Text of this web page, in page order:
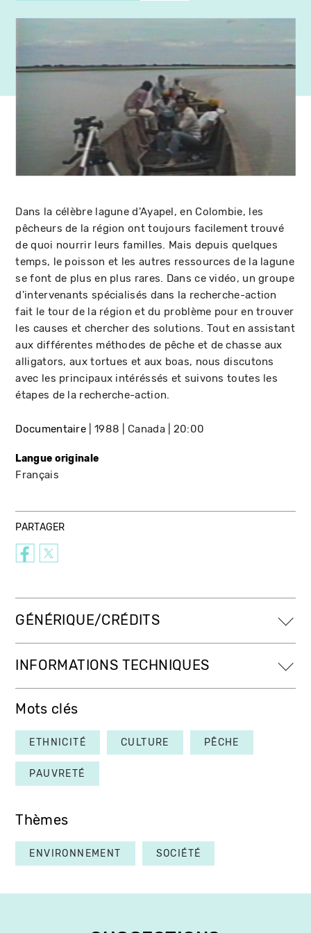
Dans la célèbre lagune d'Ayapel, en Colombie, les
pêcheurs de la région ont toujours facilement trouvé
de quoi nourrir leurs familles. Mais depuis quelques
temps, le poisson et les autres ressources de la lagune
se font de plus en plus rares. Dans ce vidéo, un groupe
d'intervenants spécialisés dans la recherche-action
fait le tour de la région et du problème pour en trouver
les causes et chercher des solutions. Tout en assistant
aux différentes méthodes de pêche et de chasse aux
alligators, aux tortues et aux boas, nous discutons
avec les principaux intéréssés et suivons toutes les
étapes de la recherche-action.
Documentaire 1988 Canada 20:00
Langue originale
Français
PARTAGER
GÉNÉRIQUE/CRÉDITS
INFORMATIONS TECHNIQUES
Mots clés
ETHNICITÉ CULTURE PÊCHE
PAUVRETÉ
Thèmes
ENVIRONNEMENT SOCIÉTÉ